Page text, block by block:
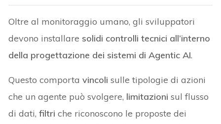
Oltre al monitoraggio umano, gli sviluppatori
devono installare solidi controlli tecnici all’interno
della progettazione dei sistemi di Agentic AI.
Questo comportavincoli sulle tipologie di azioni
che un agente può svolgere, limitazioni sul flusso
di dati,filtri che riconoscono le proposte dei